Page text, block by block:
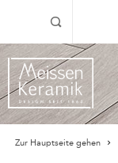
Zur Hauptseite gehen